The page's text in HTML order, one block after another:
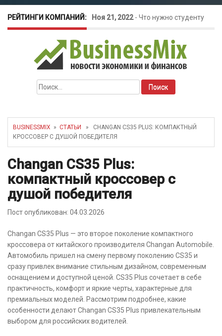
РЕЙТИНГИ КОМПАНИЙ: Ноя 21, 2022- Что нужно студенту
для открытия бизнеса?
Окт 26, 2022-Телефония для
amoCRM: лучшие инструменты для
бизнеса
Май 16, 2022
как защитить свой бизнес?
Найти:
BUSINESSMIX » СТАТЬИ
» CHANGAN CS35 PLUS: КОМПАКТНЫЙ
КРОССОВЕР С ДУШОЙ ПОБЕДИТЕЛЯ
Changan CS35 Plus:
компактный кроссовер с
душой победителя
Пост опубликован: 04.03.2026
Changan CS35 Plus — это второе поколение компактного
кроссовера от китайского производителя Changan Automobile.
Автомобиль пришел на смену первому поколению CS35 и
сразу привлек внимание стильным дизайном, современным
оснащением и доступной ценой. CS35 Plus сочетает в себе
практичность, комфорт и яркие черты, характерные для
премиальных моделей. Рассмотрим подробнее, какие
особенности делают Changan CS35 Plus привлекательным
выбором для российских водителей.